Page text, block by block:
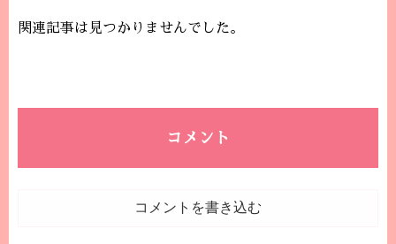
関連記事は見つかりませんでした。
コメント
コメントを書き込む